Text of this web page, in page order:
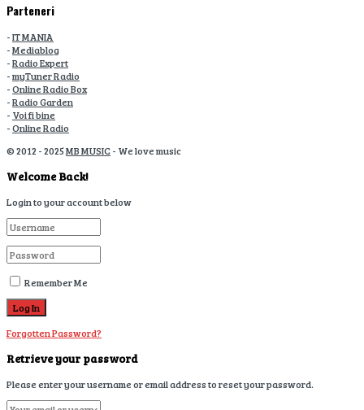
Parteneri
-IT MANIA
-Mediablog
-Radio Expert
-myTuner Radio
-Online Radio Box
-Radio Garden
- Voi fi bine
-Online Radio
© 2012 - 2025MB MUSIC- We love music
Welcome Back!
Login to your account below
Remember Me
Forgotten Password?
Retrieve your password
Please enter your username or email address to reset your password.